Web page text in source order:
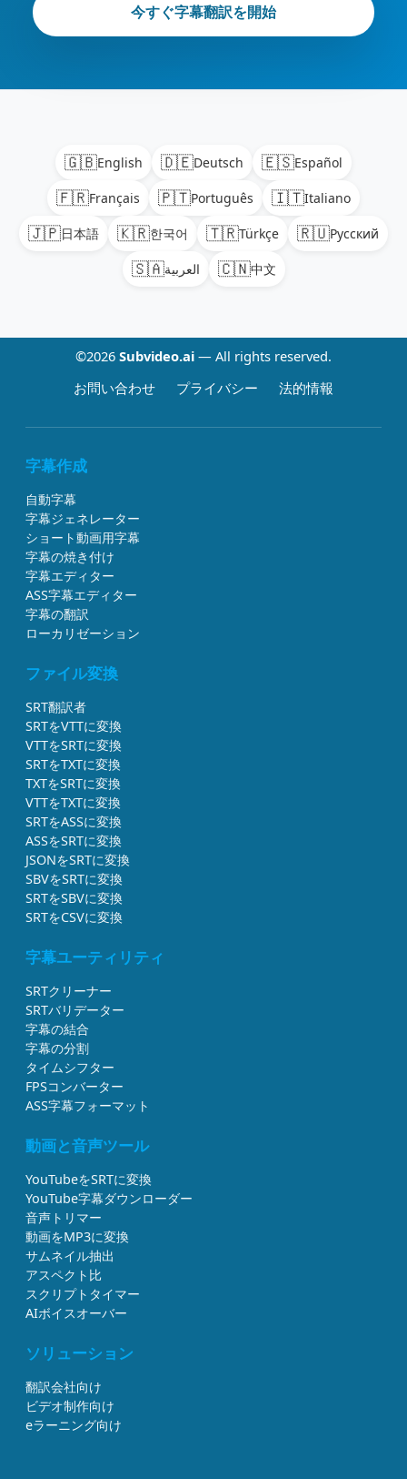
今すぐ字幕翻訳を開始
🇬🇧English 🇩🇪Deutsch 🇪🇸Español
🇫🇷Français 🇵🇹Português 🇮🇹Italiano
🇯🇵日本語 🇰🇷한국어 🇹🇷Türkçe 🇷🇺Русский
🇸🇦العربية 🇨🇳中文
©2026 Subvideo.ai — All rights reserved.
お問い合わせ
プライバシー 法的情報
字幕作成
自動字幕
字幕ジェネレーター
ショート動画用字幕
字幕の焼き付け
字幕エディター
ASS字幕エディター
字幕の翻訳
ローカリゼーション
ファイル変換
SRT翻訳者
SRTをVTTに変換
VTTをSRTに変換
SRTをTXTに変換
TXTをSRTに変換
VTTをTXTに変換
SRTをASSに変換
ASSをSRTに変換
JSONをSRTに変換
SBVをSRTに変換
SRTをSBVに変換
SRTをCSVに変換
字幕ユーティリティ
SRTクリーナー
SRTバリデーター
字幕の結合
字幕の分割
タイムシフター
FPSコンバーター
ASS字幕フォーマット
動画と音声ツール
YouTubeをSRTに変換
YouTube字幕ダウンローダー
音声トリマー
動画をMP3に変換
サムネイル抽出
アスペクト比
スクリプトタイマー
AIボイスオーバー
ソリューション
翻訳会社向け
ビデオ制作向け
eラーニング向け